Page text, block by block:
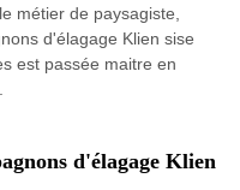
métier de paysagiste,
d'élagage Klien sise
est passée maitre en
d'élagage Klien